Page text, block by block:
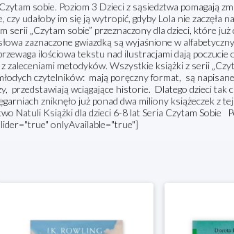
sobie. Poziom 3 Dzieci z sąsiedztwa pomagają
czy udałoby im się ją wytropić, gdyby Lola nie
serii „Czytam sobie” przeznaczony dla dzieci, które
zaznaczone gwiazdką są wyjaśnione w
ilościowa tekstu nad ilustracjami dają poczucie
zaleceniami metodyków. Wszystkie książki z serii
czytelników: mają poręczny format, są
przedstawiają wciągające historie. Dlatego dzieci tak
zniknęło już ponad dwa miliony książeczek z
Natuli Książki dla dzieci 6-8 lat Seria Czytam Sobie
onlyAvailable="true"]